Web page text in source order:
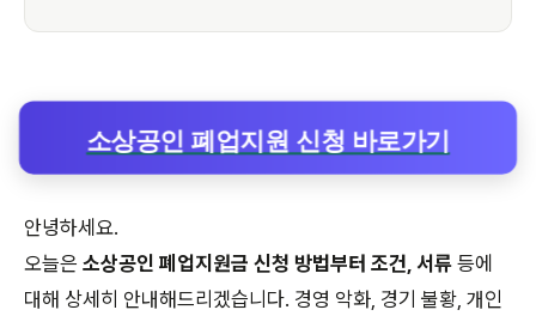
소상공인 폐업지원 신청 바로가기
안녕하세요.
오늘은 소상공인 폐업지원금 신청 방법부터 조건, 서류 등에
대해 상세히 안내해드리겠습니다. 경영 악화, 경기 불황, 개인